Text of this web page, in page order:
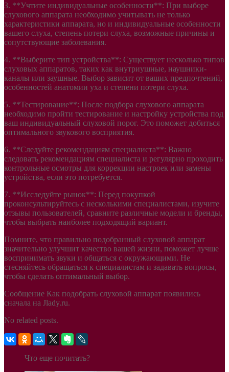
3. **Учтите индивидуальные особенности**: При выборе
слухового аппарата необходимо учитывать не только
характеристики аппарата, но и индивидуальные особенности
вашего слуха, степень потери слуха, возможные причины и
сопутствующие заболевания.
4. **Выберите тип устройства**: Существует несколько типов
слуховых аппаратов, таких как внутриушные, наушники-
каналы или заушные. Выбор зависит от ваших предпочтений,
особенностей анатомии уха и степени потери слуха.
5. **Тестирование**: После подбора слухового аппарата
необходимо пройти тестирование и настройку устройства под
ваш индивидуальный слуховой порог. Это поможет добиться
оптимального звукового восприятия.
6. **Следуйте рекомендациям специалиста**: Важно
следовать рекомендациям специалиста и регулярно проходить
контрольные осмотры для коррекции настроек или замены
устройства, если это потребуется.
7. **Исследуйте рынок**: Перед покупкой
проконсультируйтесь с несколькими специалистами, изучите
отзывы пользователей, сравните различные модели и бренды,
чтобы выбрать наиболее подходящий вариант.
Помните, что правильно подобранный слуховой аппарат
значительно улучшит качество вашей жизни, поможет лучше
воспринимать звуки и общаться с окружающими. Не
стесняйтесь обращаться к специалистам и задавать вопросы,
чтобы сделать оптимальный выбор.
Сообщение Как подобрать слуховой аппарат появились
сначала на Jlady.ru.
No related posts.
Что еще почитать?